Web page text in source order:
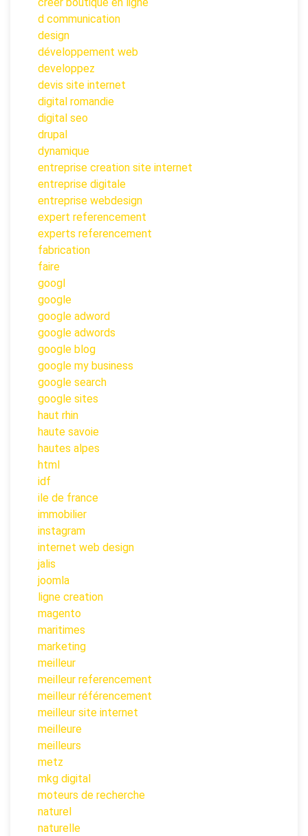
d communication
design
développement web
developpez
devis site internet
digital romandie
digital seo
drupal
dynamique
entreprise creation site internet
entreprise digitale
entreprise webdesign
expert referencement
experts referencement
fabrication
faire
googl
google
google adword
google adwords
google blog
google my business
google search
google sites
haut rhin
haute savoie
hautes alpes
html
idf
ile de france
immobilier
instagram
internet web design
jalis
joomla
ligne creation
magento
maritimes
marketing
meilleur
meilleur referencement
meilleur référencement
meilleur site internet
meilleure
meilleurs
metz
mkg digital
moteurs de recherche
naturel
naturelle